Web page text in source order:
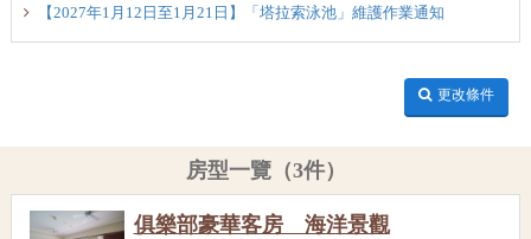
【2027年1月12日至1月21日】「塔拉索泳池」維護作業通知
更改條件
房型一覽（3件）
俱樂部豪華客房 海洋景觀